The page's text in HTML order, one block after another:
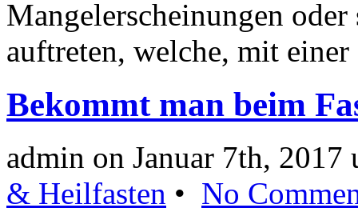
Mangelerscheinungen
auftreten, welche, mit
Bekommt man beim
admin on Januar 7th, 2017
& Heilfasten • No